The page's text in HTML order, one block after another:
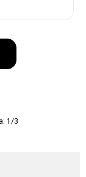
1 /3